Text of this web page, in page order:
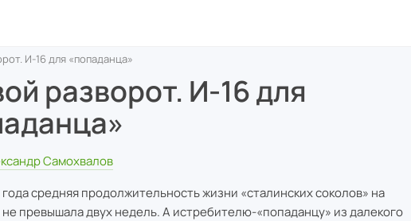
И-16 для «попаданца»
разворот. И-16 для
Самохвалов
средняя продолжительность жизни «сталинских соколов» на
превышала двух недель. А истребителю-«попаданцу» из далекого